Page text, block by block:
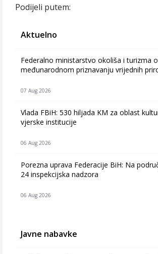
Podijeli putem:
Aktuelno
Federalno ministarstvo okoliša i turizma
međunarodnom priznavanju vrijednih
07 Aug 2026
Vlada FBiH: 530 hiljada KM za oblast
vjerske institucije
06 Aug 2026
Porezna uprava Federacije BiH: Na
24 inspekcijska nadzora
06 Aug 2026
Javne nabavke